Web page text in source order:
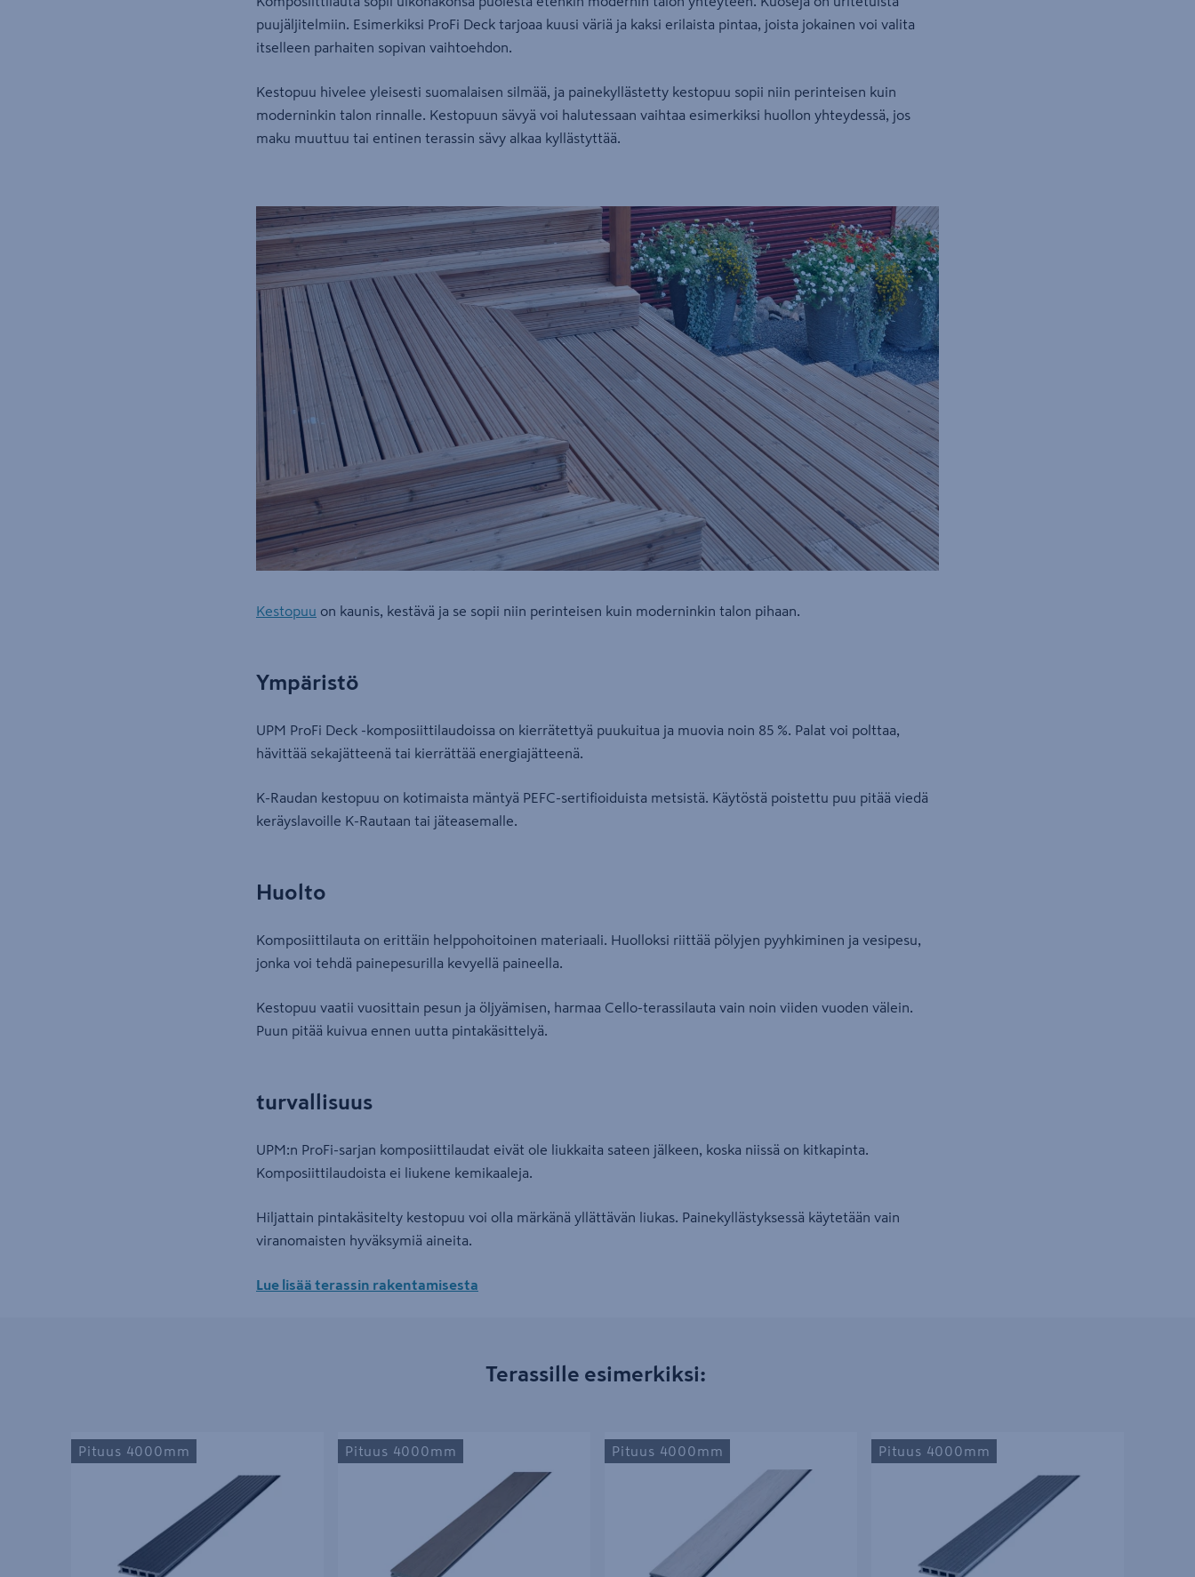
puujäljitelmiin. Esimerkiksi ProFi Deck tarjoaa kuusi väriä ja kaksi erilaista pintaa, joista jokainen voi valita
itselleen parhaiten sopivan vaihtoehdon.
Kestopuu hivelee yleisesti suomalaisen silmää, ja painekyllästetty kestopuu sopii niin perinteisen kuin
moderninkin talon rinnalle. Kestopuun sävyä voi halutessaan vaihtaa esimerkiksi huollon yhteydessä, jos
maku muuttuu tai entinen terassin sävy alkaa kyllästyttää.
Kestopuu on kaunis, kestävä ja se sopii niin perinteisen kuin moderninkin talon pihaan.
Ympäristö
UPM ProFi Deck -komposiittilaudoissa on kierrätettyä puukuitua ja muovia noin 85 %. Palat voi polttaa,
hävittää sekajätteenä tai kierrättää energiajätteenä.
K-Raudan kestopuu on kotimaista mäntyä PEFC-sertifioiduista metsistä. Käytöstä poistettu puu pitää viedä
keräyslavoille K-Rautaan tai jäteasemalle.
Huolto
Komposiittilauta on erittäin helppohoitoinen materiaali. Huolloksi riittää pölyjen pyyhkiminen ja vesipesu,
jonka voi tehdä painepesurilla kevyellä paineella.
Kestopuu vaatii vuosittain pesun ja öljyämisen, harmaa Cello-terassilauta vain noin viiden vuoden välein.
Puun pitää kuivua ennen uutta pintakäsittelyä.
turvallisuus
UPM:n ProFi-sarjan komposiittilaudat eivät ole liukkaita sateen jälkeen, koska niissä on kitkapinta.
Komposiittilaudoista ei liukene kemikaaleja.
Hiljattain pintakäsitelty kestopuu voi olla märkänä yllättävän liukas. Painekyllästyksessä käytetään vain
viranomaisten hyväksymiä aineita.
Lue lisää terassin rakentamisesta
Terassille esimerkiksi:
Terassilauta UPM ProFi Deck 28x150x4000
yönmusta
Pituus 4000mm
Terassilauta UPM ProFi Piazza One Californian
Oak 25x140x4000
Pituus 4000mm
Terassilauta UPM ProFi Piazza One Nordic Ash
25x140x4000
Pituus 4000mm
Terassilauta UPM ProFi Deck 28x150x4000
kivenharmaa
Pituus 4000mm